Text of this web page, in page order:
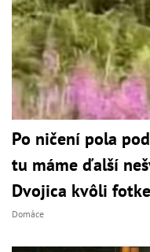
Po ničení pola
tu máme ďalší
Dvojica kvôli
Domáce